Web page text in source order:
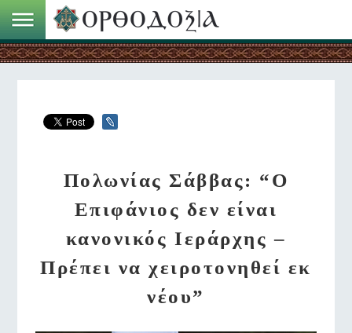
Πολωνίας Σάββας: “Ο
Επιφάνιος δεν είναι
κανονικός Ιεράρχης –
Πρέπει να χειροτονηθεί εκ
νέου”